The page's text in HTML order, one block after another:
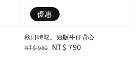
優惠
秋日時髦。短版牛仔背心
Regular
NT$ 980 Sale
NT$ 790